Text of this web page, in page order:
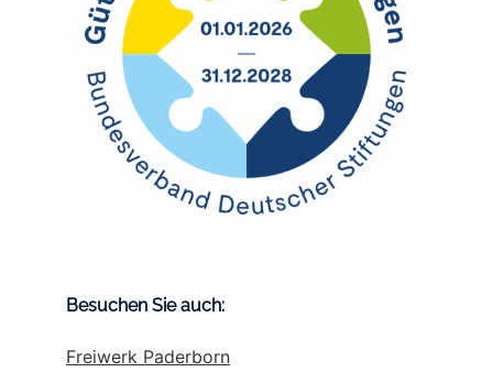
Besuchen Sie auch:
Freiwerk Paderborn